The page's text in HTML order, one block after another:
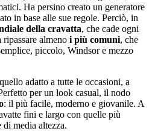
Ha persino creato un generatore
in base alle sue regole. Perciò, in
della cravatta, che cade ogni
almeno i più comuni, che
piccolo, Windsor e mezzo
adatto a tutte le occasioni, a
per un look casual, il nodo
: il più facile, moderno e giovanile. A
fini e largo con quelle più
di media altezza.